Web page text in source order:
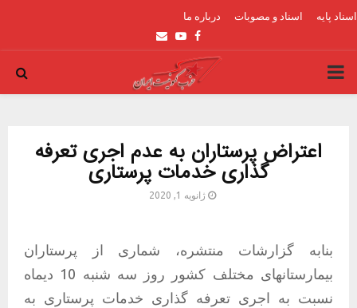
اسناد پایه اسناد و مصوبات درباره ما
Facebook
Youtube
Email
PRIMARY
اعتراض پرستاران به عدم اجری تعرفه
گذاری خدمات پرستاری
ژانویه 1, 2020
بنابه گزارشات منتشره، شماری از پرستاران
بیمارستانهای مختلف کشور روز سه شنبه 10 دیماه
نسبت به اجری تعرفه گذاری خدمات پرستاری به